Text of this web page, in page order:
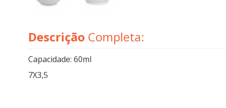
Descrição Completa:
Capacidade: 60ml
7X3,5